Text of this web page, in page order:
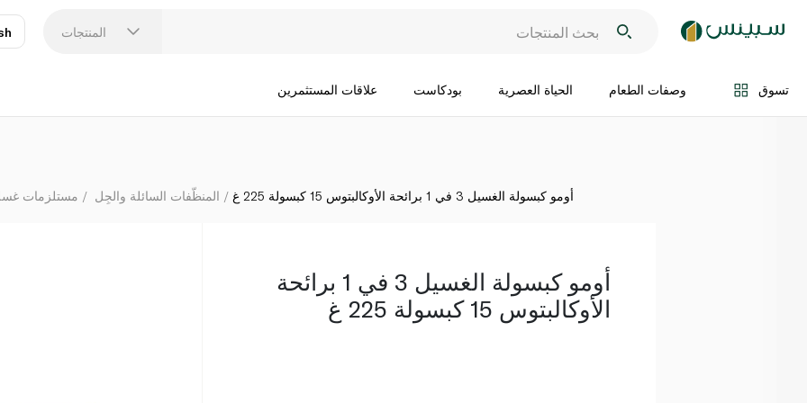
المنتجات
تسوق وصفات الطعام الحياة العصرية بودكاست علاقات المستثمرين
أومو كبسولة
اضف الى السلة
مستلزمات المنظّفات السائلة والجِل أومو كبسولة الغسيل 3 في 1 برائحة الأوكالبتوس 15 كبسولة 225 غ
أومو كبسولة الغسيل 3 في 1 برائحة
الأوكالبتوس 15 كبسولة 225 غ